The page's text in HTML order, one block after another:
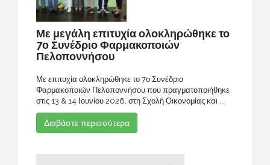
Με μεγάλη επιτυχία ολοκληρώθηκε το
7ο Συνέδριο Φαρμακοποιών
Πελοποννήσου
Με επιτυχία ολοκληρώθηκε το 7ο Συνέδριο
Φαρμακοποιών Πελοποννήσου που πραγματοποιήθηκε
στις 13 & 14 Ιουνίου 2026, στη Σχολή Οικονομίας και ...
Διαβάστε περισσότερα